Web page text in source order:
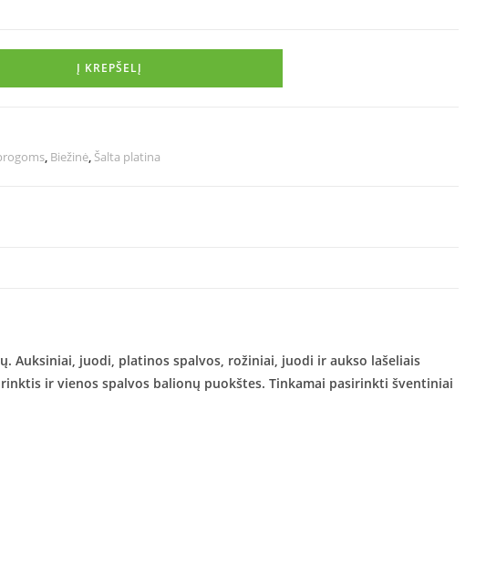
Į KREPŠELĮ
, Biežinė, Šalta platina
Auksiniai, juodi, platinos spalvos, rožiniai, juodi ir aukso lašeliais
ir vienos spalvos balionų puokštes. Tinkamai pasirinkti šventiniai